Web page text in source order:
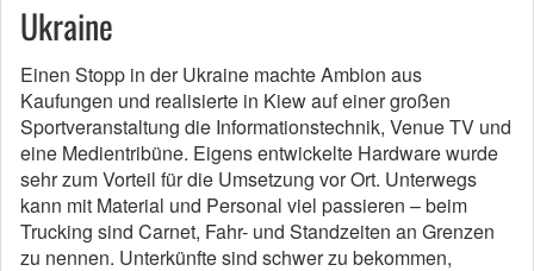
Ukraine
Einen Stopp in der Ukraine machte Ambion aus
Kaufungen und realisierte in Kiew auf einer großen
Sportveranstaltung die Informationstechnik, Venue TV und
eine Medientribüne. Eigens entwickelte Hardware wurde
sehr zum Vorteil für die Umsetzung vor Ort. Unterwegs
kann mit Material und Personal viel passieren – beim
Trucking sind Carnet, Fahr- und Standzeiten an Grenzen
zu nennen. Unterkünfte sind schwer zu bekommen,